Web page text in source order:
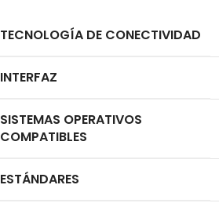
TECNOLOGÍA DE CONECTIVIDAD
INTERFAZ
SISTEMAS OPERATIVOS
COMPATIBLES
ESTÁNDARES